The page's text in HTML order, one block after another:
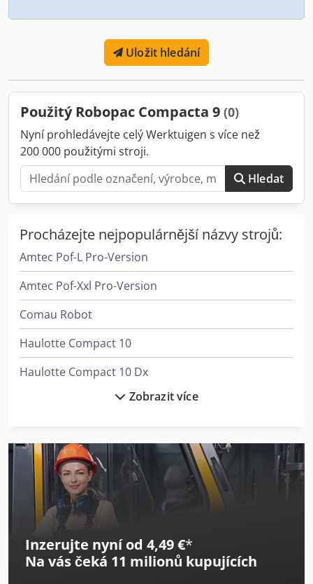
Uložit hledání
Použitý Robopac Compacta 9 (0)
Nyní prohledávejte celý Werktuigen s více než
200 000 použitými stroji.
Hledat
Procházejte nejpopulárnější názvy strojů:
Amtec Pof-L Pro-Version
Amtec Pof-Xxl Pro-Version
Comau Robot
Haulotte Compact 10
Haulotte Compact 10 Dx
Haulotte Compact 10 N
Haulotte Compact 12 Dx
Haulotte Compact 14
Haulotte Compact 8
Haulotte Compact 8W
Haulotte Star 10
Zobrazit více
Inzerujte nyní od 4,49 €*
Na vás čeká 11 milionů kupujících